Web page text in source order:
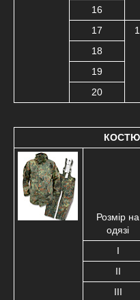
16
17
18
19
20
Розмір на
одязі
I
II
III